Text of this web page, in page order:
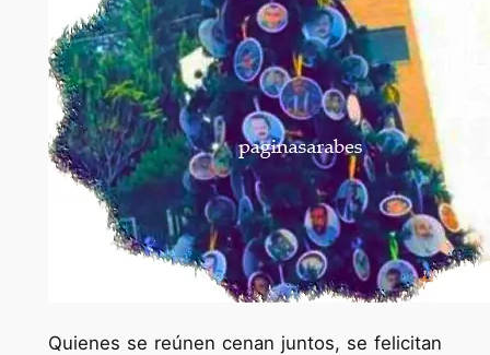
Quienes se reúnen cenan juntos, se felicitan